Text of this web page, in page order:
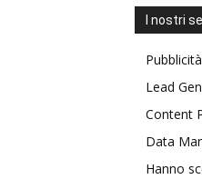
I nostri
Lead
Content
Data
Hanno